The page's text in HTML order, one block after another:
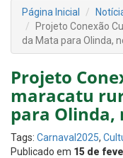
Página Inicial
Projeto Conexão
da Mata para Olinda,
Projeto
maracatu
para Olinda,
Tags: Carnaval2025,
Publicado em 15 de